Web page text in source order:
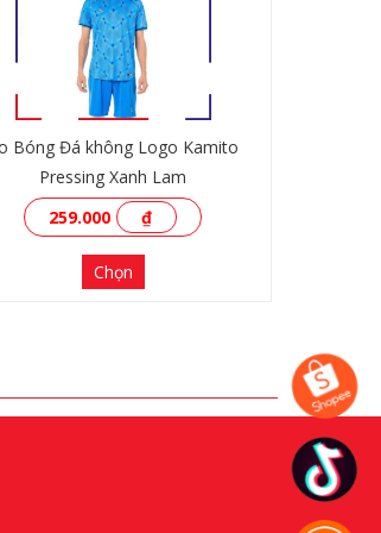
Bóng Đá không Logo Kamito
Pressing Xanh Lam
259.000
₫
Chọn